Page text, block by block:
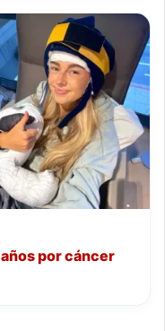
por cáncer